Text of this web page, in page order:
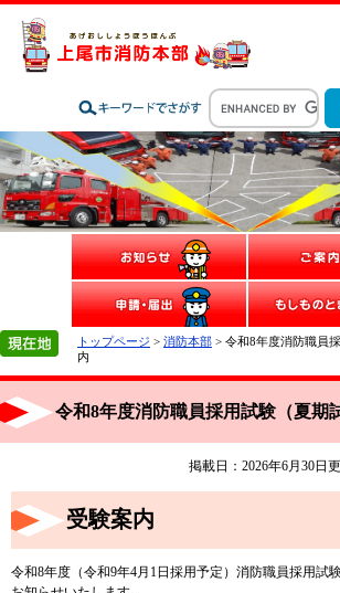
トップページ > 消防本部 > 令和8年度消防職員
内
令和8年度消防職員採用試験（夏期
掲載日：2026年6月30日
受験案内
令和8年度（令和9年4月1日採用予定）消防職員採用試